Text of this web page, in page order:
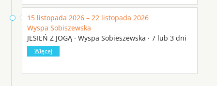
15 listopada 2026 – 22 listopada 2026
Wyspa Sobiszewska
JESIEŃ Z JOGĄ · Wyspa Sobieszewska · 7 lub 3 dni
Więcej